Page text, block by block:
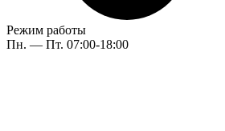
Режим работы
Пн. — Пт. 07:00-18:00